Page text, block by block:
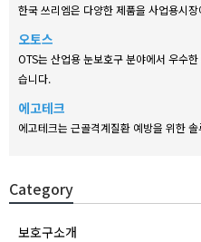
한국 쓰리엠은 다양한 제품을 사업용시
오토스
OTS는 산업용 눈보호구 분야에서 우수
습니다.
에고테크
에고테크는 근골격계질환 예방을 위한
Category
보호구소개